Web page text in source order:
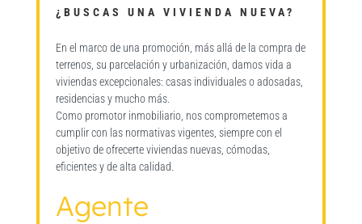
¿BUSCAS UNA VIVIENDA NUEVA?
En el marco de una promoción, más allá de la compra de
terrenos, su parcelación y urbanización, damos vida a
viviendas excepcionales: casas individuales o adosadas,
residencias y mucho más.
Como promotor inmobiliario, nos comprometemos a
cumplir con las normativas vigentes, siempre con el
objetivo de ofrecerte viviendas nuevas, cómodas,
eficientes y de alta calidad.
Agente